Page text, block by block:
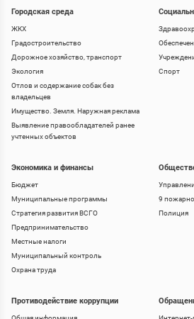
Городская среда
ЖКХ
Градостроительство
Дорожное хозяйство, транспорт
Экология
Отлов и содержание собак без
владельцев
Имущество. Земля. Наружная реклама
Выявление правообладателей ранее
учтенных объектов
Спорт
Экономика и финансы
Бюджет
Муниципальные программы
Стратегия развития ВСГО
Предпринимательство
Местные налоги
Муниципальный контроль
Охрана труда
9
Полиция
Противодействие коррупции